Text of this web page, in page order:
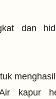
dan
kapur